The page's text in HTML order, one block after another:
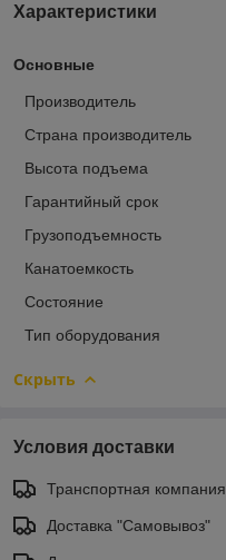
Характеристики
Основные
Производитель
Страна производитель
Высота подъема
Гарантийный срок
Грузоподъемность
Канатоемкость
Состояние
Тип оборудования
Скрыть
Условия доставки
Транспортная компания
Доставка "Самовывоз"